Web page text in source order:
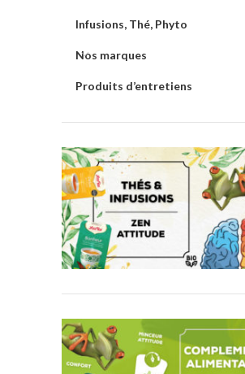
Infusions, Thé, Phyto
Nos marques
Produits d’entretiens